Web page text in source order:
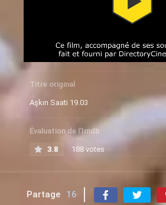
Titre original
Aşkın Saati 19.03
Évaluation de l'Imdb
3.8 188 votes
Partage 16